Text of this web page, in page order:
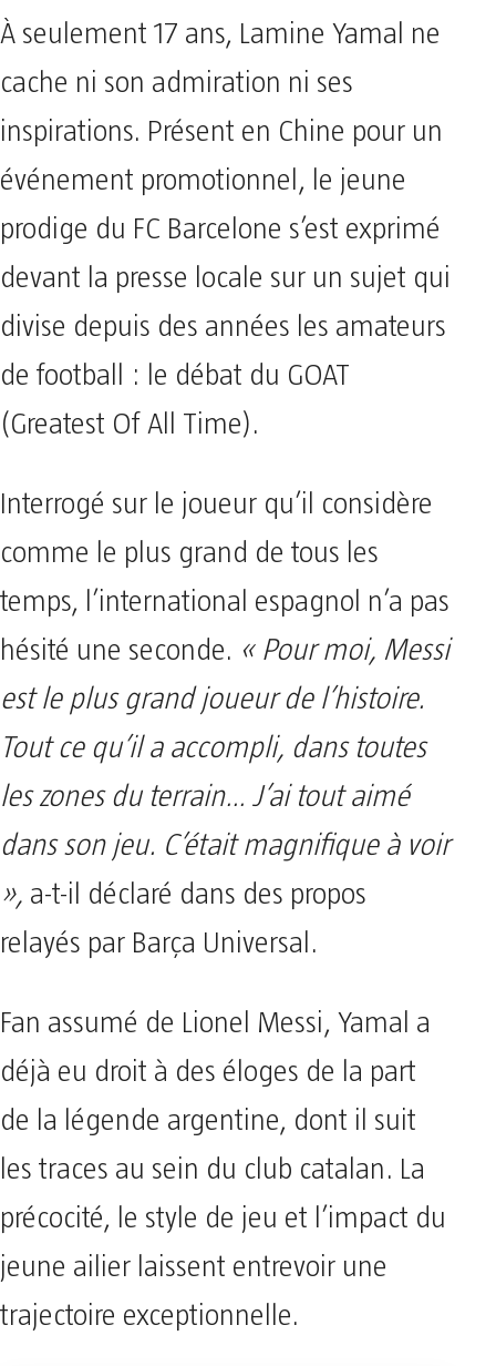
À seulement 17 ans, Lamine Yamal ne
cache ni son admiration ni ses
inspirations. Présent en Chine pour un
événement promotionnel, le jeune
prodige du FC Barcelone s’est exprimé
devant la presse locale sur un sujet qui
divise depuis des années les amateurs
de football : le débat du GOAT
(Greatest Of All Time).
Interrogé sur le joueur qu’il considère
comme le plus grand de tous les
temps, l’international espagnol n’a pas
hésité une seconde. « Pour moi, Messi
est le plus grand joueur de l’histoire.
Tout ce qu’il a accompli, dans toutes
les zones du terrain… J’ai tout aimé
dans son jeu. C’était magnifique à voir
», a-t-il déclaré dans des propos
relayés par Barça Universal.
Fan assumé de Lionel Messi, Yamal a
déjà eu droit à des éloges de la part
de la légende argentine, dont il suit
les traces au sein du club catalan. La
précocité, le style de jeu et l’impact du
jeune ailier laissent entrevoir une
trajectoire exceptionnelle.